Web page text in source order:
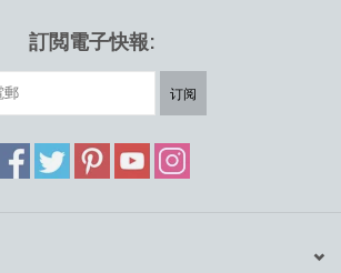
訂閲電子快報:
订阅